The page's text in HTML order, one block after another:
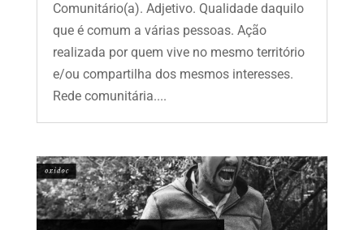
Comunitário(a). Adjetivo. Qualidade daquilo
que é comum a várias pessoas. Ação
realizada por quem vive no mesmo território
e/ou compartilha dos mesmos interesses.
Rede comunitária....